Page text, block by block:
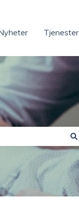
Tjenester